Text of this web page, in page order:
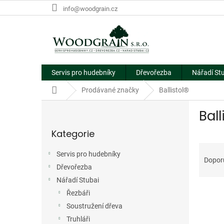
na
info@woodgrain.cz
Servis pro hudebníky Dřevořezba Nářadí
Domů Prodávané značky Ballistol®
kategorie
Kategorie
Servis pro hudebníky
Dřevořezba
Nářadí Stubai
Řezbáři
Soustružení dřeva
Truhláři
a